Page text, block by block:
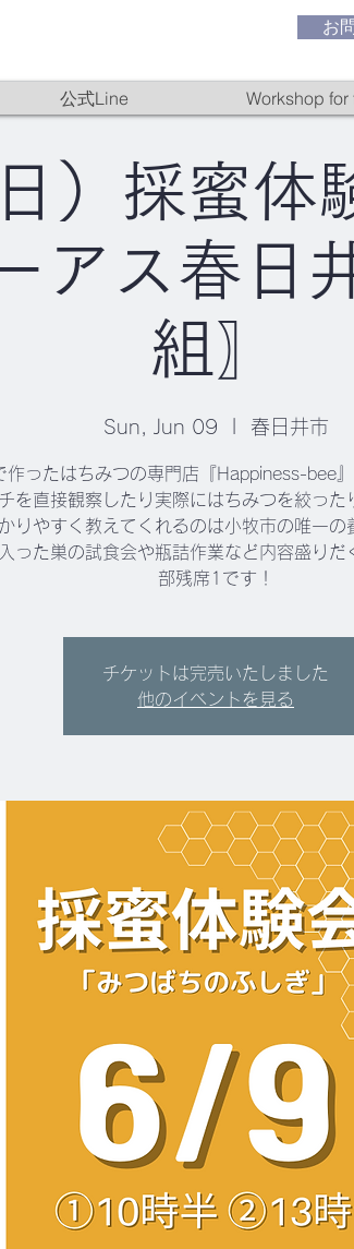
お
）採蜜体
アス春日
組〗
Sun, Jun 09 春日井市
作ったはちみつの専門店『Happiness-bee
を直接観察したり実際にはちみつを絞った
りやすく教えてくれるのは小牧市の唯一の
った巣の試食会や瓶詰作業など内容盛り
部残席1です！
チケットは完売いたしました
他のイベントを見る
公式Line Workshop